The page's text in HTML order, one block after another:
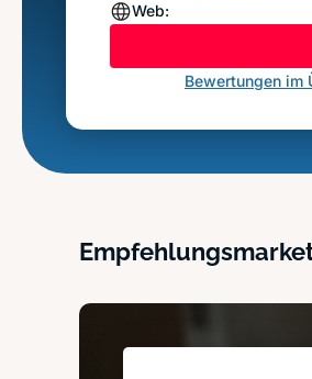
Web:
Bewertungen im